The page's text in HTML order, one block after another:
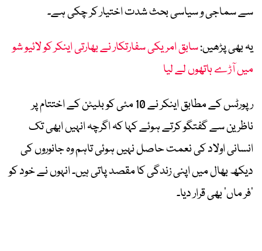
سے سماجی و سیاسی بحث شدت اختیار کر چکی ہے۔
یہ بھی پڑھیں:سابق امریکی سفارتکار نے بھارتی اینکر کو لائیو شو
میں آڑے ہاتھوں لے لیا
رپورٹس کے مطابق اینکر نے 10 مئی کو بلیٹن کے اختتام پر
ناظرین سے گفتگو کرتے ہوئے کہا کہ اگرچہ انہیں ابھی تک
انسانی اولاد کی نعمت حاصل نہیں ہوئی تاہم وہ جانوروں کی
دیکھ بھال میں اپنی زندگی کا مقصد پاتی ہیں۔ انہوں نے خود کو
’فر ماں‘ بھی قرار دیا۔